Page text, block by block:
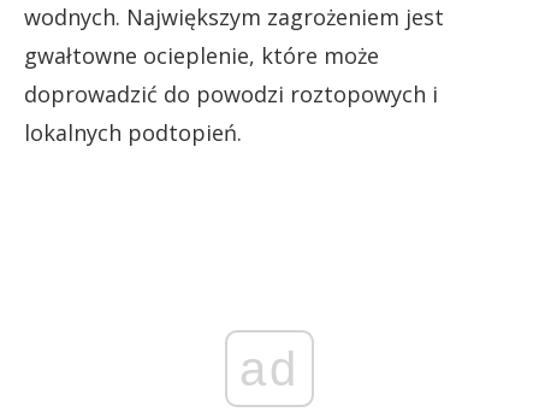
wodnych. Największym zagrożeniem jest
gwałtowne ocieplenie, które może
doprowadzić do powodzi roztopowych i
lokalnych podtopień.
ad